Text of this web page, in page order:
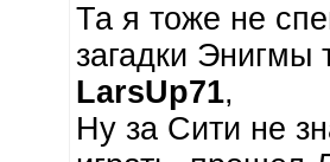
Та я тоже не
загадки Энигмы
LarsUp71,
Ну за Сити не